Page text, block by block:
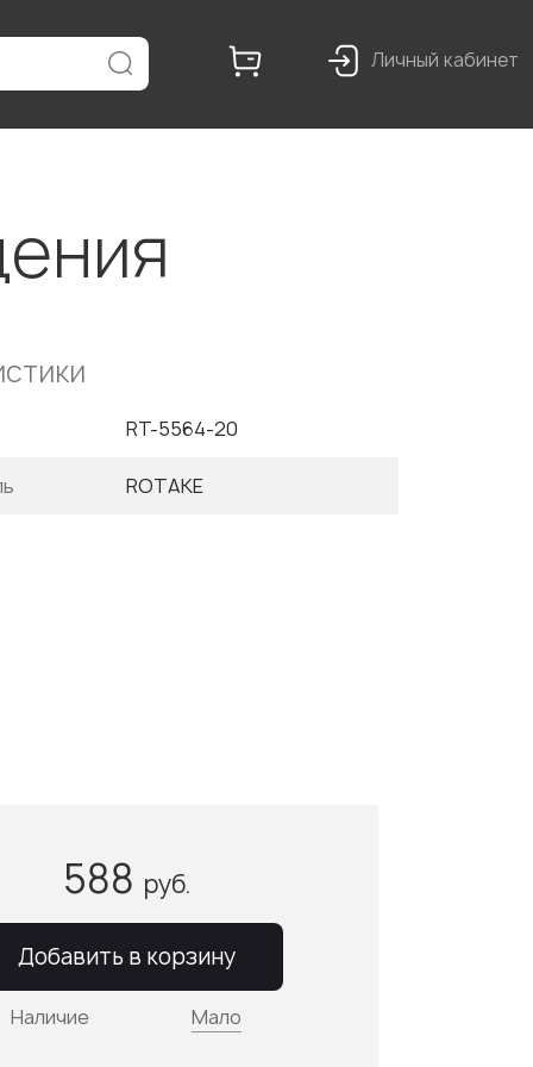
Личный кабинет
RT-5564-20
ROTAKE
588 руб.
Добавить в корзину
Наличие Мало